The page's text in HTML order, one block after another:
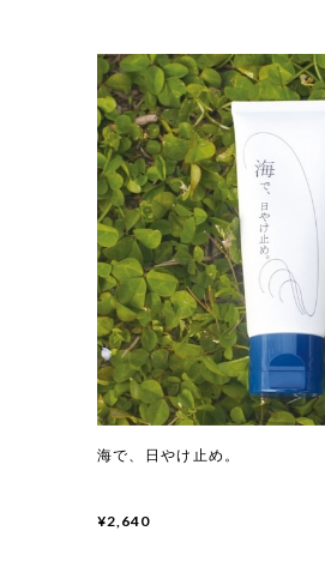
海で、日やけ止め。
¥2,640